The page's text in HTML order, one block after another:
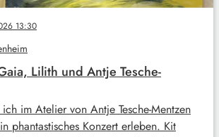
13:30
Lilith und Antje Tesche-
im Atelier von Antje Tesche-Mentzen
phantastisches Konzert erleben. Kit